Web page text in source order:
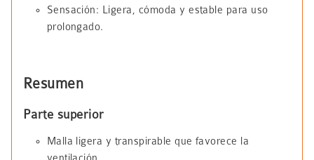
Sensación: Ligera, cómoda y estable para uso
prolongado.
Resumen
Parte superior
Malla ligera y transpirable que favorece la